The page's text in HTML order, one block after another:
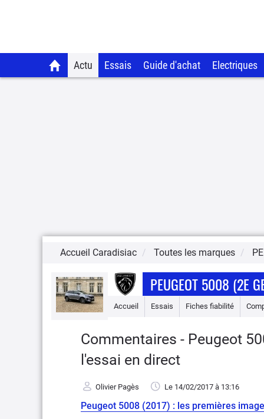
Actu Essais Guide d'achat Electriques
Accueil Caradisiac Toutes les marques
PEUGEOT 5008 (2E
Accueil Essais Fiches fiabilité
Commentaires - Peugeot
l'essai en direct
Olivier Pagès Le 14/02/2017 à 13:16
Peugeot 5008 (2017) : les premières